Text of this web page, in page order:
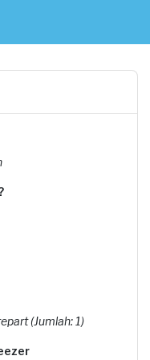
(Jumlah: 1)